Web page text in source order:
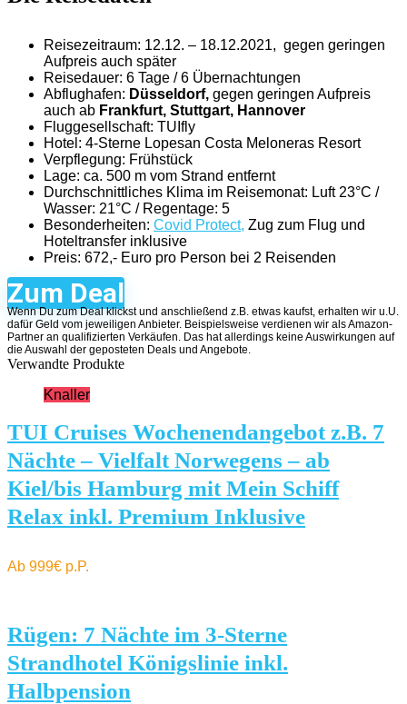
Reisezeitraum: 12.12. – 18.12.2021, gegen geringen
Aufpreis auch später
Reisedauer: 6 Tage / 6 Übernachtungen
Abflughafen: Düsseldorf, gegen geringen Aufpreis
auch ab Frankfurt, Stuttgart, Hannover
Fluggesellschaft: TUIfly
Hotel: 4-Sterne Lopesan Costa Meloneras Resort
Verpflegung: Frühstück
Lage: ca. 500 m vom Strand entfernt
Durchschnittliches Klima im Reisemonat: Luft 23°C /
Wasser: 21°C / Regentage: 5
Besonderheiten: Covid Protect, Zug zum Flug und
Hoteltransfer inklusive
Preis: 672,- Euro pro Person bei 2 Reisenden
Zum Deal
Wenn Du zum Deal klickst und anschließend z.B. etwas kaufst, erhalten wir u.U.
dafür Geld vom jeweiligen Anbieter. Beispielsweise verdienen wir als Amazon-
Partner an qualifizierten Verkäufen. Das hat allerdings keine Auswirkungen auf
die Auswahl der geposteten Deals und Angebote.
Verwandte Produkte
Knaller
TUI Cruises Wochenendangebot z.B. 7
Nächte – Vielfalt Norwegens – ab
Kiel/bis Hamburg mit Mein Schiff
Relax inkl. Premium Inklusive
Ab 999€ p.P.
Rügen: 7 Nächte im 3-Sterne
Strandhotel Königslinie inkl.
Halbpension